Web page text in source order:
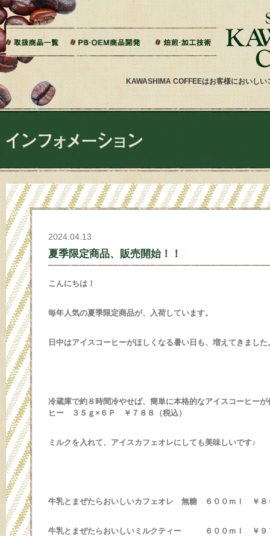
KAWASHIMA COFFEEはお客様においし
本文へジャンプ
ドリップバッグ加工
ティーバッグ加工
リキッドコーヒー加工
オーダー焙煎
パッケージデザイン・印刷
2024.04.13
夏季限定商品、販売開始！！
こんにちは！
毎年人気の夏季限定商品が、入荷しています。
日中はアイスコーヒーがほしくなる暑い日も、増えてきました
冷蔵庫で約８時間冷やせば、簡単に本格的なアイスコーヒー
ヒー ３５ｇ×６Ｐ ￥７８８（税込）
ミルクを入れて、アイスカフェオレにしても美味しいです♪
牛乳とまぜたらおいしいカフェオレ 無糖 ６００ｍｌ ￥８
牛乳とまぜたらおいしいミルクティー ６００ｍｌ ￥９